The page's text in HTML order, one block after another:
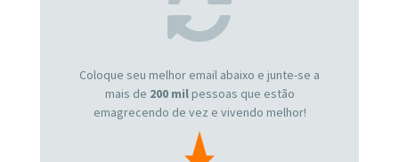
Coloque seu melhor email abaixo e junte-se a
mais de 200 milpessoas que estão
emagrecendo de vez e vivendo melhor!